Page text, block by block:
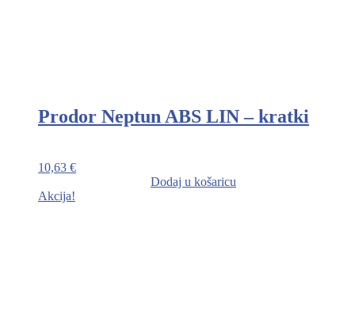
Prodor Neptun ABS LIN – kratki
10,63 €
Dodaj u košaricu
Akcija!